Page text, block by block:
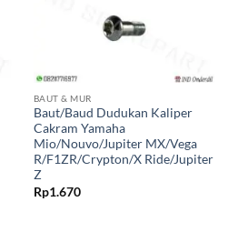
BAUT & MUR
Baut/Baud Dudukan Kaliper
Cakram Yamaha
Mio/Nouvo/Jupiter MX/Vega
R/F1ZR/Crypton/X Ride/Jupiter
Z
Rp1.670